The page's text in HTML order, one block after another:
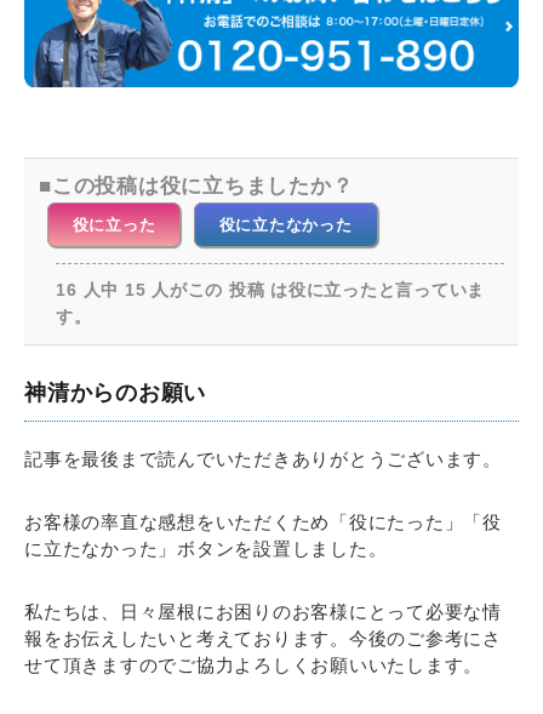
この投稿は役に立ちましたか？
役に立った 役に立たなかった
16 人中 15 人がこの 投稿 は役に立ったと言っていま
す。
神清からのお願い
記事を最後まで読んでいただきありがとうございます。
お客様の率直な感想をいただくため「役にたった」「役
に立たなかった」ボタンを設置しました。
私たちは、日々屋根にお困りのお客様にとって必要な情
報をお伝えしたいと考えております。今後のご参考にさ
せて頂きますのでご協力よろしくお願いいたします。